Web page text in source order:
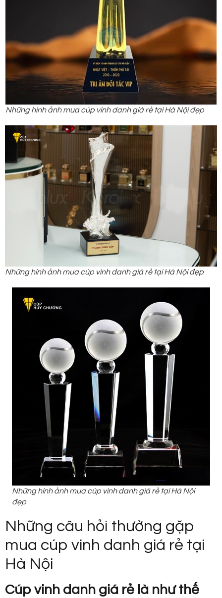
Những hình ảnh mua cúp vinh danh giá rẻ tại Hà Nội đẹp
Những hình ảnh mua cúp vinh danh giá rẻ tại Hà Nội đẹp
Những hình ảnh mua cúp vinh danh giá rẻ tại Hà Nội
đẹp
Những câu hỏi thường gặp
mua cúp vinh danh giá rẻ tại
Hà Nội
Cúp vinh danh giá rẻ là như thế